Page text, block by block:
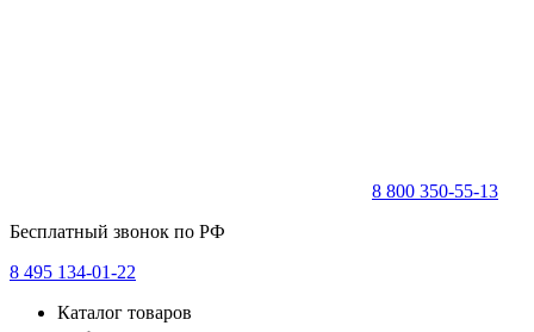
8 800 350-55-13
Бесплатный звонок по РФ
8 495 134-01-22
Каталог товаров